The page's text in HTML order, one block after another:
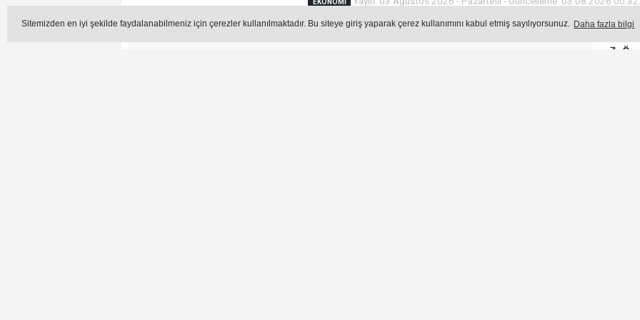
Sitemizden en iyi şekilde faydalanabilmeniz için çerezler kullanılmaktadır. Bu siteye giriş yaparak çerez kullanımını kabul etmiş sayılıyorsunuz. Daha fazla bilgi
EKONOMI